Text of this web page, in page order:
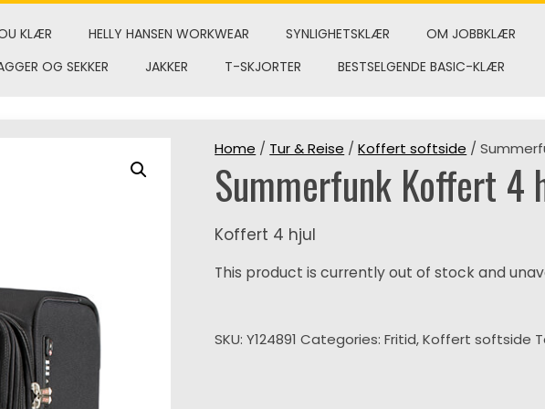
KLÆR HELLY HANSEN WORKWEAR SYNLIGHETSKLÆR OM JOBBKLÆR
OG SEKKER
JAKKER T-SKJORTER BESTSELGENDE BASIC-KLÆR
Home / Tur & Reise /Koffert softside /
Summerfunk Koffert 4
Koffert 4 hjul
This product is currently out of stock and
SKU:Y124891 Categories:Fritid,Koffert softside